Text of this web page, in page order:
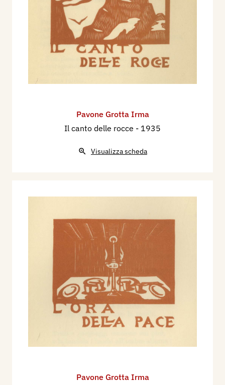
Pavone Grotta Irma
Il canto delle rocce - 1935
Visualizza scheda
Pavone Grotta Irma